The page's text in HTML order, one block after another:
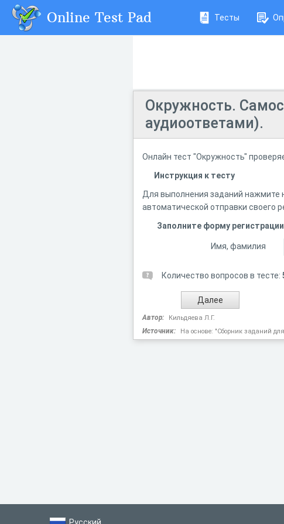
Online Test Pad Тесты
Окружность.
аудиоответами).
Онлайн тест "Окружность"
Инструкция к тесту
Для выполнения заданий нажмите
автоматической отправки своего
Заполните форму регистрации
Имя, фамилия
Количество вопросов в тесте:
Автор: Кильдяева Л.Г.
Источник: На основе: "Сборник заданий